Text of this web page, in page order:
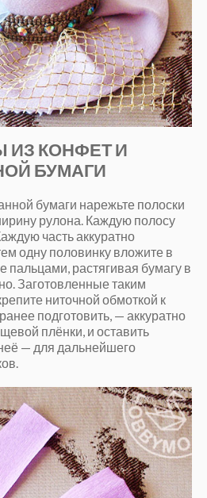
ИЗ КОНФЕТ И
БУМАГИ
бумаги нарежьте полоски
рулона. Каждую полосу
часть аккуратно
одну половинку вложите в
пальцами, растягивая бумагу в
Заготовленные таким
ниточной обмоткой к
подготовить, — аккуратно
плёнки, и оставить
— для дальнейшего